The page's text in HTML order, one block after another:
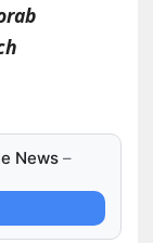
News –